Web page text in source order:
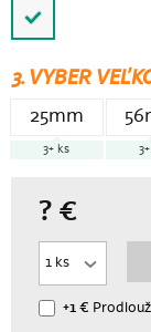
3.VYBER
25mm
3+ ks 3+
? €
+1 €